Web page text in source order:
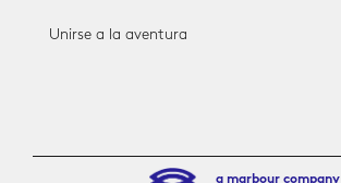
Unirse a la aventura
a marbour company